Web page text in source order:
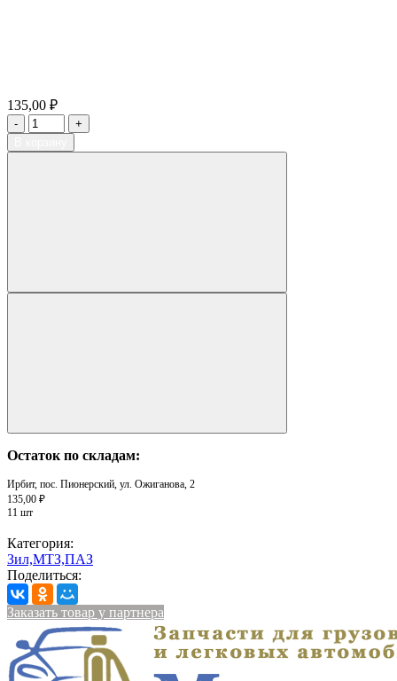
135,00 ₽
Остаток по складам:
Ирбит, пос. Пионерский, ул. Ожиганова, 2
135,00 ₽
11 шт
Категория:
Зил,МТЗ,ПАЗ
Поделиться:
Заказать товар у партнера